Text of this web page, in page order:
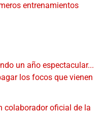
entrenamientos
un año espectacular...
los focos que vienen
colaborador oficial de la